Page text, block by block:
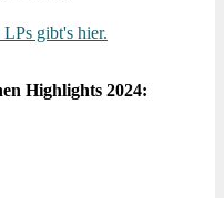
gibt's hier.
Highlights 2024: